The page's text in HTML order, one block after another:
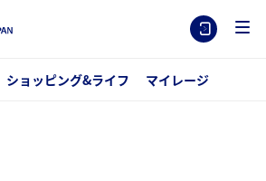
ショッピング&ライフ マイレージ